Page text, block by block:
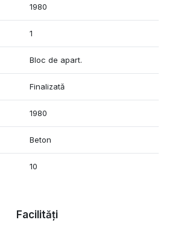
1980
1
Bloc de apart.
Finalizată
1980
Beton
10
Facilități